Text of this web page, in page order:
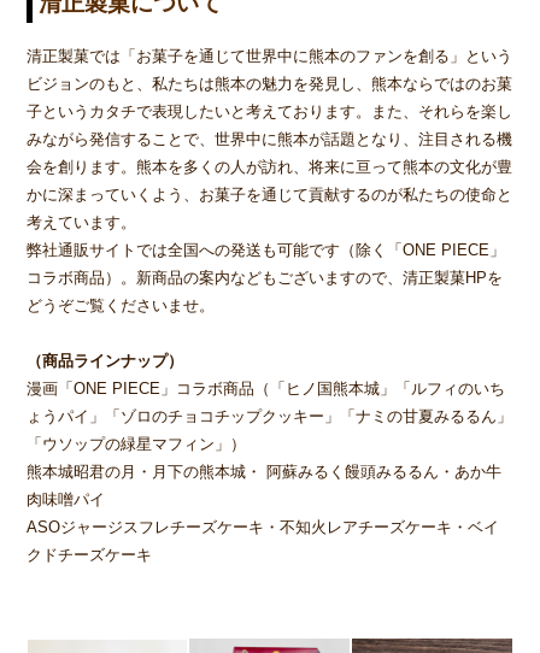
清正製菓では「お菓子を通じて世界中に熊本のファンを創る」という
ビジョンのもと、私たちは熊本の魅力を発見し、熊本ならではのお菓
子というカタチで表現したいと考えております。また、それらを楽し
みながら発信することで、世界中に熊本が話題となり、注目される機
会を創ります。熊本を多くの人が訪れ、将来に亘って熊本の文化が豊
かに深まっていくよう、お菓子を通じて貢献するのが私たちの使命と
考えています。
弊社通販サイトでは全国への発送も可能です（除く「ONE PIECE」
コラボ商品）。新商品の案内などもございますので、清正製菓HPを
どうぞご覧くださいませ。
（商品ラインナップ）
漫画「ONE PIECE」コラボ商品（「ヒノ国熊本城」「ルフィのいち
ょうパイ」「ゾロのチョコチップクッキー」「ナミの甘夏みるるん」
「ウソップの緑星マフィン」）
熊本城昭君の月・月下の熊本城・ 阿蘇みるく饅頭みるるん・あか牛
肉味噌パイ
ASOジャージスフレチーズケーキ・不知火レアチーズケーキ・ベイ
クドチーズケーキ